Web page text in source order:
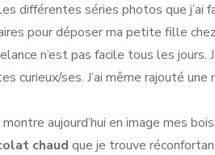
différentes séries photos que j’ai
pour déposer ma petite fille
n’est pas facile tous les
curieux/ses. J’ai même rajouté
aujourd’hui en image mes
chaud que je trouve